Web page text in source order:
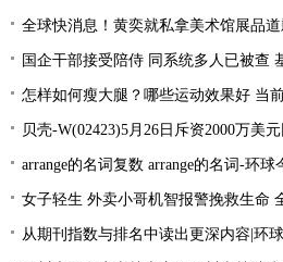
全球快消息！黄奕就私拿美术馆展品
国企干部接受陪侍 同系统多人已被查
怎样如何瘦大腿？哪些运动效果好 当
贝壳-W(02423)5月26日斥资2000万美
arrange的名词复数 arrange的名词-环球
女子轻生 外卖小哥机智报警挽救生命
从期刊指数与排名中读出更深内容|环